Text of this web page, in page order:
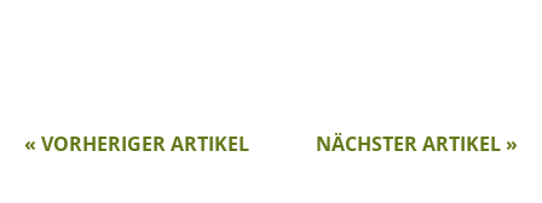
NÄCHSTER ARTIKEL »
« VORHERIGER ARTIKEL